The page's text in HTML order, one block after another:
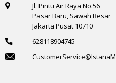
Jl. Pintu Air Raya No.56
Pasar Baru, Sawah Besar
Jakarta Pusat 10710
628118904745